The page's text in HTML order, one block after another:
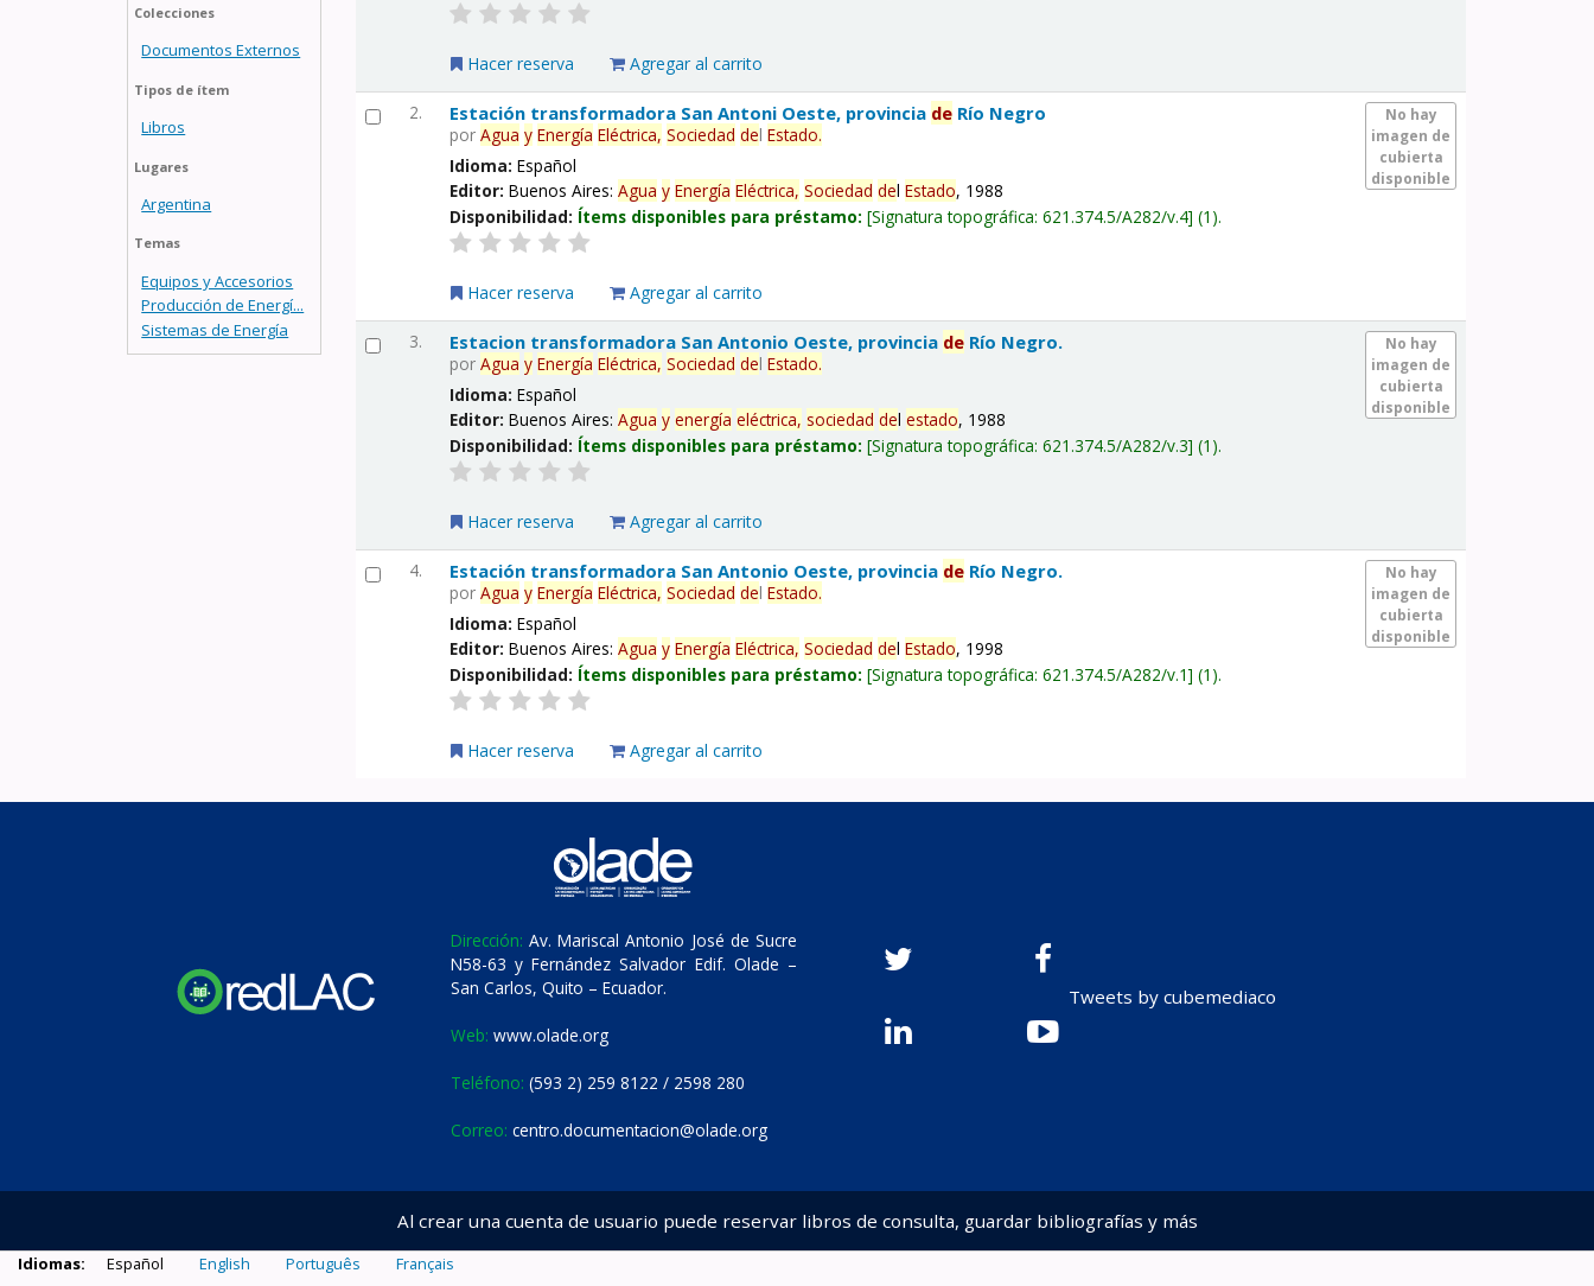
Colecciones
Documentos Externos
Tipos de ítem
Libros
Lugares
Argentina
Temas
Equipos y Accesorios
Producción de Energí...
Sistemas de Energía
Hacer reserva Agregar al carrito
2.
No hay
imagen de
cubierta
disponible
Estación transformadora San Antoni Oeste, provincia de Río Negro
porAgua y Energía Eléctrica, Sociedad delEstado.
Idioma:Español
Editor:Buenos Aires:Agua y Energía Eléctrica, Sociedad delEstado, 1988
Disponibilidad: Ítems disponibles para préstamo: Signatura topográfica:621.374.5/A282/v.4 (1).
Hacer reserva Agregar al carrito
3.
No hay
imagen de
cubierta
disponible
Estacion transformadora San Antonio Oeste, provincia de Río Negro.
porAgua y Energía Eléctrica, Sociedad delEstado.
Idioma:Español
Editor:Buenos Aires:Agua y energía eléctrica, sociedad delestado, 1988
Disponibilidad: Ítems disponibles para préstamo: Signatura topográfica:621.374.5/A282/v.3 (1).
Hacer reserva Agregar al carrito
4.
No hay
imagen de
cubierta
disponible
Estación transformadora San Antonio Oeste, provincia de Río Negro.
porAgua y Energía Eléctrica, Sociedad delEstado.
Idioma:Español
Editor:Buenos Aires:Agua y Energía Eléctrica, Sociedad delEstado, 1998
Disponibilidad: Ítems disponibles para préstamo: Signatura topográfica:621.374.5/A282/v.1 (1).
Hacer reserva Agregar al carrito
Dirección: Av. Mariscal Antonio José de Sucre
N58-63 y Fernández Salvador Edif. Olade –
San Carlos, Quito – Ecuador.
Web: www.olade.org
Teléfono: (593 2) 259 8122 / 2598 280
Correo: centro.documentacion@olade.org
Tweets by cubemediaco
Al crear una cuenta de usuario puede reservar libros de consulta, guardar bibliografías y más
Idiomas: Español English Português Français